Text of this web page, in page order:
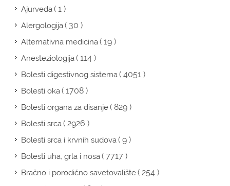
Ajurveda( 1 )
Alergologija( 30 )
Alternativna medicina( 19 )
Anesteziologija( 114 )
Bolesti digestivnog sistema( 4051 )
Bolesti oka( 1708 )
Bolesti organa za disanje( 829 )
Bolesti srca( 2926 )
Bolesti srca i krvnih sudova( 9 )
Bolesti uha, grla i nosa( 7717 )
Bračno i porodično savetovalište( 254 )